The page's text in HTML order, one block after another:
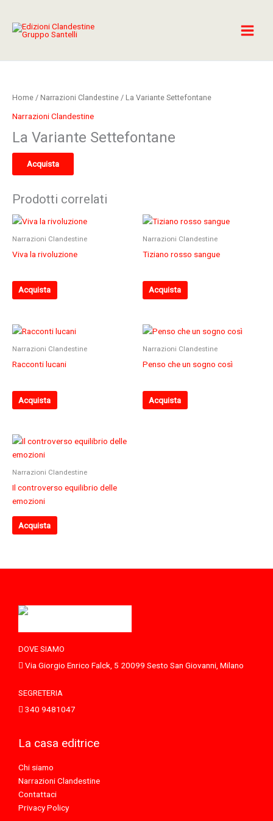
contenuto
Home / Narrazioni Clandestine / La Variante Settefontane
Narrazioni Clandestine
La Variante Settefontane
Acquista
Prodotti correlati
Narrazioni Clandestine
Viva la rivoluzione
Acquista
Narrazioni Clandestine
Tiziano rosso sangue
Acquista
Narrazioni Clandestine
Racconti lucani
Acquista
Narrazioni Clandestine
Penso che un sogno così
Acquista
Narrazioni Clandestine
Il controverso equilibrio delle
emozioni
Acquista
DOVE SIAMO
Via Giorgio Enrico Falck, 5 20099 Sesto San Giovanni, Milano
SEGRETERIA
340 9481047
La casa editrice
Chi siamo
Narrazioni Clandestine
Contattaci
Privacy Policy